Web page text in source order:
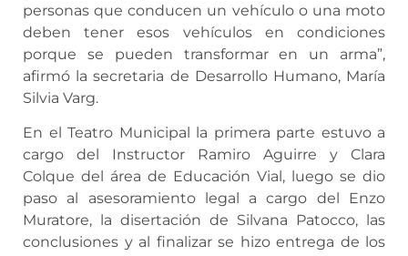
personas que conducen un vehículo o una moto
deben tener esos vehículos en condiciones
porque se pueden transformar en un arma”,
afirmó la secretaria de Desarrollo Humano, María
Silvia Varg.
En el Teatro Municipal la primera parte estuvo a
cargo del Instructor Ramiro Aguirre y Clara
Colque del área de Educación Vial, luego se dio
paso al asesoramiento legal a cargo del Enzo
Muratore, la disertación de Silvana Patocco, las
conclusiones y al finalizar se hizo entrega de los